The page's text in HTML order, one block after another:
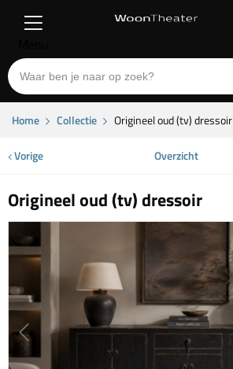
Home Collectie Origineel oud (tv) dressoir
Vorige Overzicht
Origineel oud (tv) dressoir